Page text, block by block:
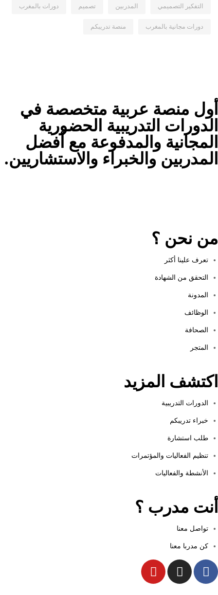
التفكير التصميمي المدربين تصميم دورات بالمغرب
دورات مجانية بالمغرب منصة تدريبكم
أول منصة عربية متخصصة في
الدورات التدريبية الحضورية
المجانية والمدفوعة مع أفضل
المدربين والخبراء والاستشاريين.
من نحن ؟
تعرف علينا أكثر
التحقق من الشهادة
المدونة
الوظائف
الصحافة
المتجر
اكتشف المزيد
الدورات التدريبية
خبراء تدريبكم
طلب استشارة
تنظيم الفعاليات والمؤتمرات
الأنشطة والفعاليات
أنت مدرب ؟
تواصل معنا
كن مدربا معنا